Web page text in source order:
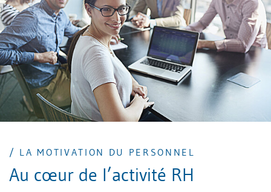
/ LA MOTIVATION DU PERSONNEL
Au cœur de l’activité RH